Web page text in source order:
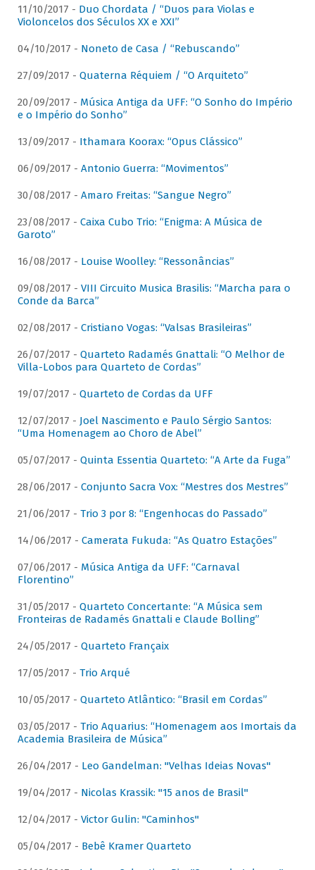
11/10/2017 - Duo Chordata / “Duos para Violas e
Violoncelos dos Séculos XX e XXI”
04/10/2017 - Noneto de Casa / “Rebuscando”
27/09/2017 - Quaterna Réquiem / “O Arquiteto”
20/09/2017 - Música Antiga da UFF: “O Sonho do Império
e o Império do Sonho”
13/09/2017 - Ithamara Koorax: “Opus Clássico”
06/09/2017 - Antonio Guerra: “Movimentos”
30/08/2017 - Amaro Freitas: “Sangue Negro”
23/08/2017 - Caixa Cubo Trio: “Enigma: A Música de
Garoto”
16/08/2017 - Louise Woolley: “Ressonâncias”
09/08/2017 - VIII Circuito Musica Brasilis: “Marcha para o
Conde da Barca”
02/08/2017 - Cristiano Vogas: “Valsas Brasileiras”
26/07/2017 - Quarteto Radamés Gnattali: “O Melhor de
Villa-Lobos para Quarteto de Cordas”
19/07/2017 - Quarteto de Cordas da UFF
12/07/2017 - Joel Nascimento e Paulo Sérgio Santos:
“Uma Homenagem ao Choro de Abel”
05/07/2017 - Quinta Essentia Quarteto: “A Arte da Fuga”
28/06/2017 - Conjunto Sacra Vox: “Mestres dos Mestres”
21/06/2017 - Trio 3 por 8: “Engenhocas do Passado”
14/06/2017 - Camerata Fukuda: “As Quatro Estações”
07/06/2017 - Música Antiga da UFF: “Carnaval
Florentino”
31/05/2017 - Quarteto Concertante: “A Música sem
Fronteiras de Radamés Gnattali e Claude Bolling”
24/05/2017 - Quarteto Françaix
17/05/2017 - Trio Arqué
10/05/2017 - Quarteto Atlântico: “Brasil em Cordas”
03/05/2017 - Trio Aquarius: “Homenagem aos Imortais da
Academia Brasileira de Música”
26/04/2017 - Leo Gandelman: "Velhas Ideias Novas"
19/04/2017 - Nicolas Krassik: "15 anos de Brasil"
12/04/2017 - Victor Gulin: "Caminhos"
05/04/2017 - Bebê Kramer Quarteto